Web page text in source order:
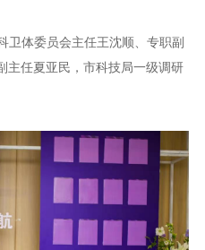
卫体委员会主任王沈顺、专职副
主任夏亚民，市科技局一级调研